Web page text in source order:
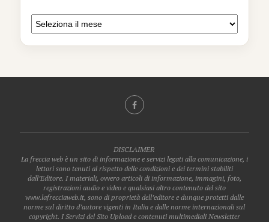
DISCLAIMER
La freccia web è un sito di informazione e servizi legati alla comunicazione, i
lettori sono tenuti al rispetto delle condizioni e dei termini stabiliti
dall’Editore. I materiali, ovvero articoli di informazione, immagini, foto,
registrazioni audio e video e qualsiasi altro contenuto del sito
www.lafrecciaweb.it, sono di proprietà dell’editore e dunque protetti dalle
norme sul diritto d’autore vigenti in Italia e dalle norme internazionali sul
copyright. I Servizi del Sito Upload e contenuti multimediali Newsletter